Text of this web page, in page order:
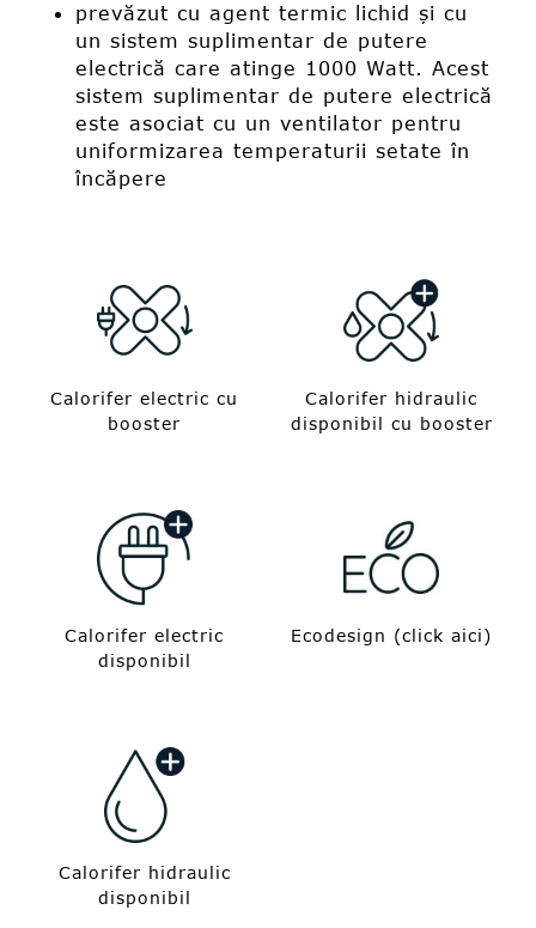
prevăzut cu agent termic lichid și cu
un sistem suplimentar de putere
electrică care atinge 1000 Watt. Acest
sistem suplimentar de putere electrică
este asociat cu un ventilator pentru
uniformizarea temperaturii setate în
încăpere
Calorifer electric cu
booster
Calorifer hidraulic
disponibil cu booster
Calorifer electric
disponibil
Ecodesign (click aici)
Calorifer hidraulic
disponibil